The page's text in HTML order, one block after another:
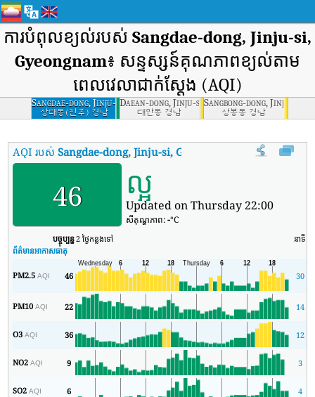
ការបំពុលខ្យល់របស់ Sangdae-dong, Jinju-si,
Gyeongnam៖ សន្ទស្សន៍គុណភាពខ្យល់តាម
ពេលវេលាជាក់ស្តែង (AQI)
Sangdae-dong, Jinju-
si, Gyeongnam
상대동(진주) 경남
Daean-dong, Jinju-si, Gyeongnam
대안동 경남
Sangbong-dong, Jinju-si,
상봉동 경남
AQI របស់Sangdae-dong, Jinju-si, Gyeongnam សន្ទស្សន៍គុណភាពខ្យ
46 ល្អ
Updated on Thursday 22:00
សីតុណ្ហភាព:-°C
បច្ចុប្បន្ន2 ថ្ងៃកន្លងទៅ នាទី
ព័ត៌មានអាកាសធាតុ
PM2.5AQI 46 30
PM10AQI 22 14
O3AQI 36 12
NO2AQI 9 3
SO2AQI 6 4